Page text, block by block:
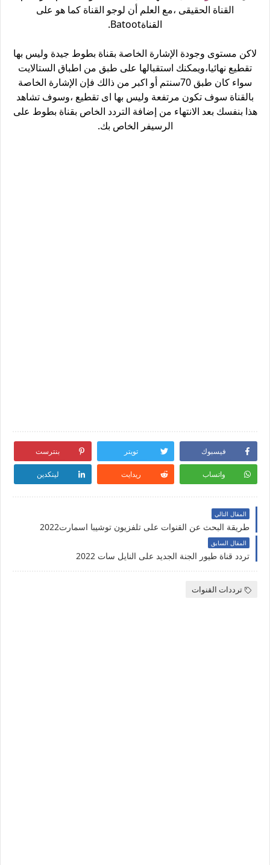
القناة الحقيقى ،مع العلم أن لوجو القناة كما هو على
القناةBatoot.
لاكن مستوى وجودة الإشارة الخاصة بقناة بطوط جيدة وليس بها
تقطيع نهائيا،ويمكنك استقبالها على طبق من اطباق الستالايت
سواء كان طبق 70سنتم أو اكبر من ذالك فإن الإشارة الخاصة
بالقناة سوف تكون مرتفعة وليس بها اى تقطيع ،وسوف تشاهد
هذا بنفسك بعد الانتهاء من إضافة التردد الخاص بقناة بطوط على
الرسيفر الخاص بك.
فيسبوك تويتر بنترست
واتساب ريدايت لينكدين
المقال التالي
طريقة البحث عن القنوات على تلفزيون توشيبا اسمارت2022
المقال السابق
تردد قناة طيور الجنة الجديد على النايل سات 2022
ترددات القنوات